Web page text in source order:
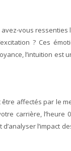
vous ressenties
? Ces
l’intuition
affectés par le
carrière, l’heure
l’impact